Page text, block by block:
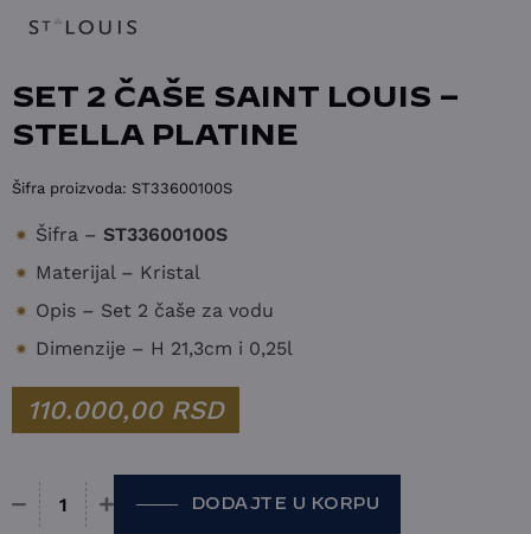
SET 2 ČAŠE SAINT LOUIS –
STELLA PLATINE
Šifra proizvoda: ST33600100S
Šifra – ST33600100S
Materijal – Kristal
Opis – Set 2 čaše za vodu
Dimenzije – H 21,3cm i 0,25l
110.000,00 RSD
Set 2 čaše Saint Louis - Stella Platine količina
DODAJTE U KORPU